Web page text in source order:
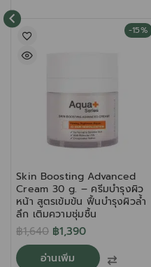
-15%
Skin Boosting Advanced
Cream 30 g. – ครีมบำรุงผิว
หน้า สูตรเข้มข้น ฟื้นบำรุงผิวล้ำ
ลึก เติมความชุ่มชื้น
฿1,640 ฿1,390
อ่านเพิ่ม